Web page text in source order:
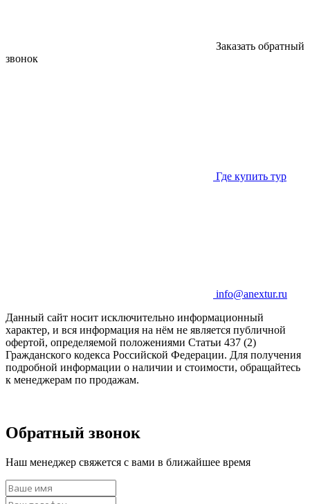
Заказать обратный
звонок
Где купить тур
info@anextur.ru
Данный сайт носит исключительно информационный
характер, и вся информация на нём не является публичной
офертой, определяемой положениями Статьи 437 (2)
Гражданского кодекса Российской Федерации. Для получения
подробной информации о наличии и стоимости, обращайтесь
к менеджерам по продажам.
Обратный звонок
Наш менеджер свяжется с вами в ближайшее время